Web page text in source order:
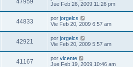
47959
Jue Feb 26, 2009 11:26 pm
44833 por jorgelcs
Vie Feb 20, 2009 6:57 am
42921 por jorgelcs
Vie Feb 20, 2009 5:57 am
41167 por vicente
Jue Feb 19, 2009 10:46 am